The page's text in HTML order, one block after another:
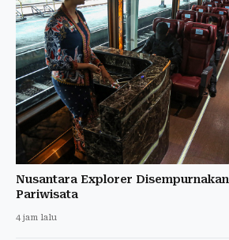
Nusantara Explorer
Pariwisata
4 jam lalu